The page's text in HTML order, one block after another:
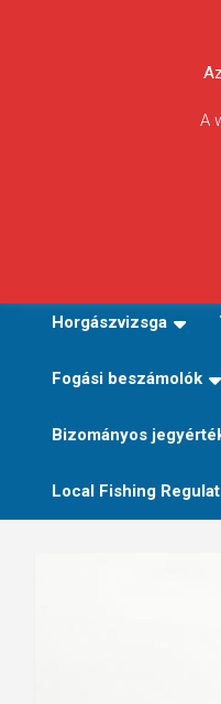
Horgászvizsga
Fogási beszámolók
Bizományos
Local Fishing
A